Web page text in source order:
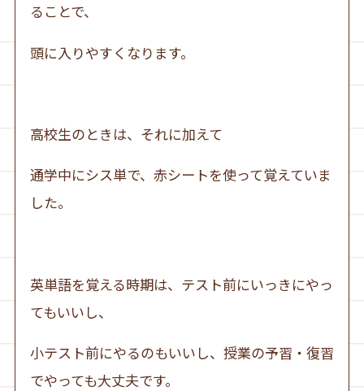
ることで、
頭に入りやすくなります。
高校生のときは、それに加えて
通学中にシス単で、赤シートを使って覚えていま
した。
英単語を覚える時期は、テスト前にいっきにやっ
てもいいし、
小テスト前にやるのもいいし、授業の予習・復習
でやっても大丈夫です。